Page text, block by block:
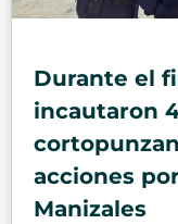
Durante el
incautaron
acciones
Manizales